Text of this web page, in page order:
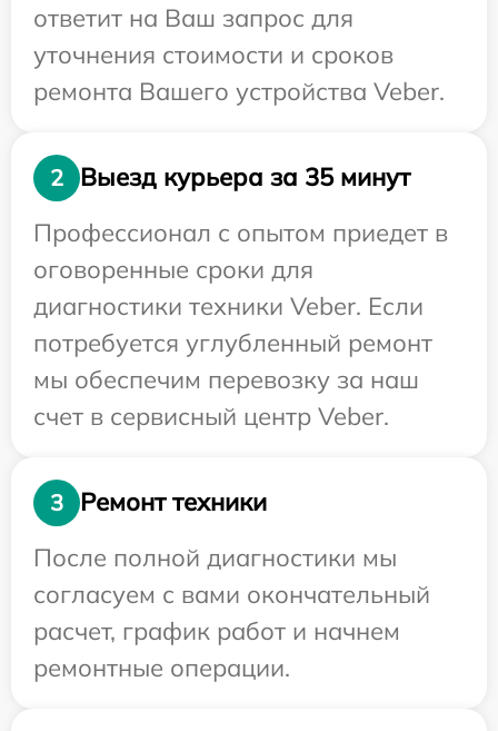
ответит на Ваш запрос для
уточнения стоимости и сроков
ремонта Вашего устройства Veber.
2
Выезд курьера за 35 минут
Профессионал с опытом приедет в
оговоренные сроки для
диагностики техники Veber. Если
потребуется углубленный ремонт
мы обеспечим перевозку за наш
счет в сервисный центр Veber.
3
Ремонт техники
После полной диагностики мы
согласуем с вами окончательный
расчет, график работ и начнем
ремонтные операции.